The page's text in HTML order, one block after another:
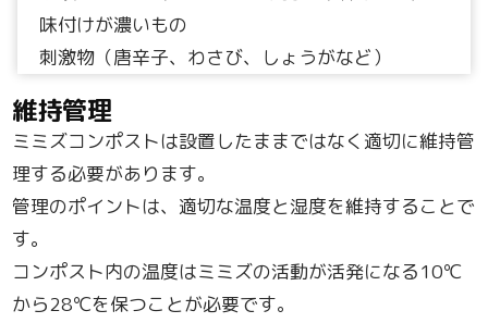
味付けが濃いもの
刺激物（唐辛子、わさび、しょうがなど）
維持管理
ミミズコンポストは設置したままではなく適切に維持管
理する必要があります。
管理のポイントは、適切な温度と湿度を維持することで
す。
コンポスト内の温度はミミズの活動が活発になる10℃
から28℃を保つことが必要です。